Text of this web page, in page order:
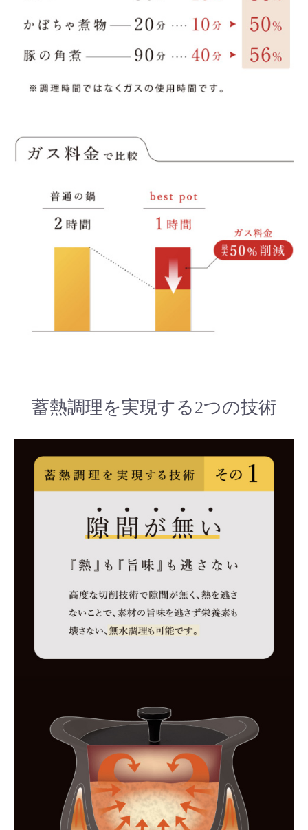
蓄熱調理を実現する2つの技術